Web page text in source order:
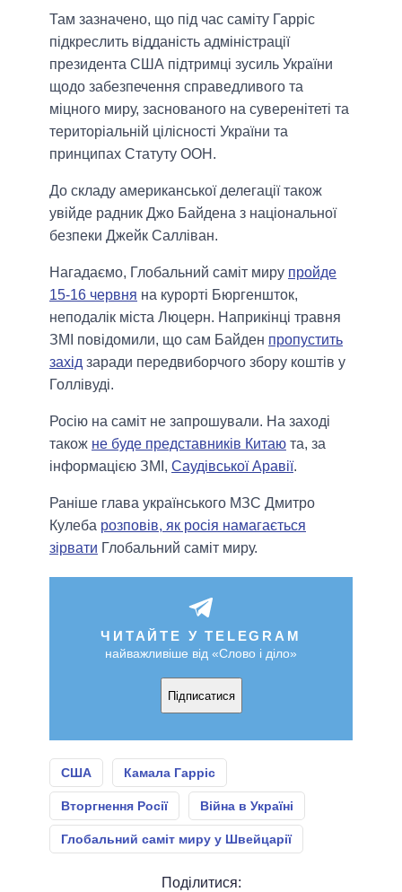
Там зазначено, що під час саміту Гарріс
підкреслить відданість адміністрації
президента США підтримці зусиль України
щодо забезпечення справедливого та
міцного миру, заснованого на суверенітеті та
територіальній цілісності України та
принципах Статуту ООН.
До складу американської делегації також
увійде радник Джо Байдена з національної
безпеки Джейк Салліван.
Нагадаємо, Глобальний саміт миру пройде
15-16 червня на курорті Бюргеншток,
неподалік міста Люцерн. Наприкінці травня
ЗМІ повідомили, що сам Байден пропустить
захід заради передвиборчого збору коштів у
Голлівуді.
Росію на саміт не запрошували. На заході
також не буде представників Китаю та, за
інформацією ЗМІ, Саудівської Аравії.
Раніше глава українського МЗС Дмитро
Кулеба розповів, як росія намагається
зірвати Глобальний саміт миру.
ЧИТАЙТЕ У TELEGRAM
найважливіше від «Слово і діло»
Підписатися
США Камала Гарріс
Вторгнення Росії Війна в Україні
Глобальний саміт миру у Швейцарії
Поділитися: